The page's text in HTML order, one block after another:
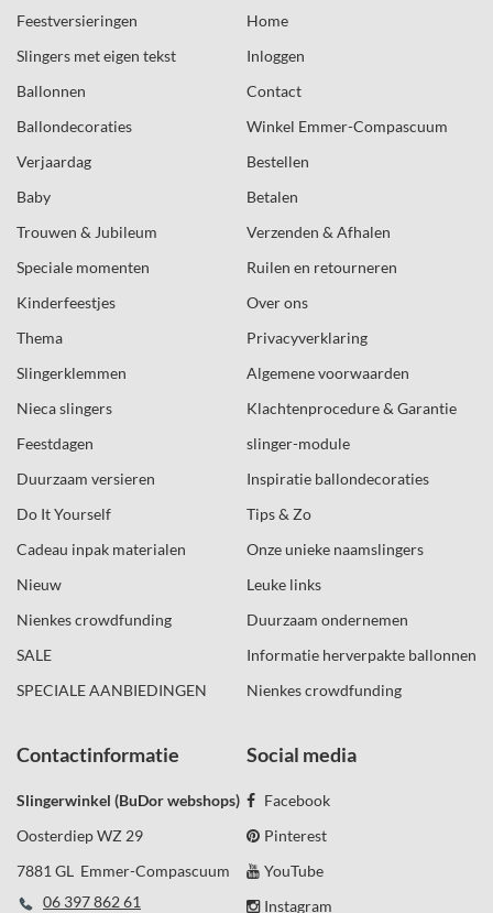
Feestversieringen
Slingers met eigen tekst
Ballonnen
Ballondecoraties
Verjaardag
Baby
Trouwen & Jubileum
Speciale momenten
Kinderfeestjes
Thema
Slingerklemmen
Nieca slingers
Feestdagen
Duurzaam versieren
Do It Yourself
Cadeau inpak materialen
Nieuw
Nienkes crowdfunding
SALE
SPECIALE AANBIEDINGEN
Home
Inloggen
Contact
Winkel Emmer-Compascuum
Bestellen
Betalen
Verzenden & Afhalen
Ruilen en retourneren
Over ons
Privacyverklaring
Algemene voorwaarden
Klachtenprocedure & Garantie
slinger-module
Inspiratie ballondecoraties
Tips & Zo
Onze unieke naamslingers
Leuke links
Duurzaam ondernemen
Informatie herverpakte ballonnen
Nienkes crowdfunding
Contactinformatie
Slingerwinkel (BuDor webshops)
Oosterdiep WZ 29
7881 GL Emmer-Compascuum
06 397 862 61
Social media
Facebook
Pinterest
YouTube
Instagram